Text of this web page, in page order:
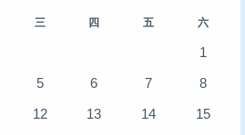
三 四 五 六
1
5 6 7
8
12 13 14
15